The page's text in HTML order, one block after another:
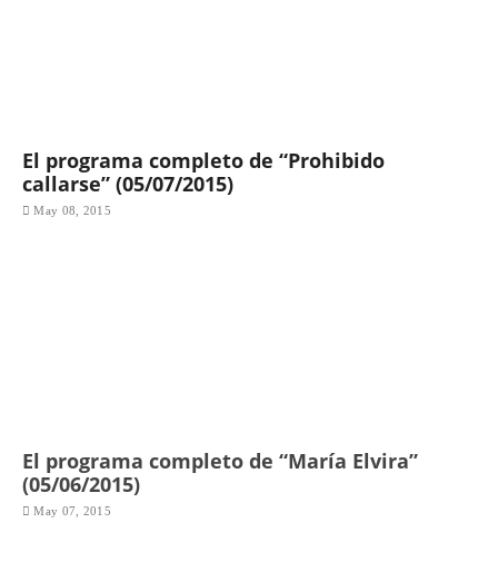
El programa completo de “Prohibido
callarse” (05/07/2015)
May 08, 2015
El programa completo de “María Elvira”
(05/06/2015)
May 07, 2015